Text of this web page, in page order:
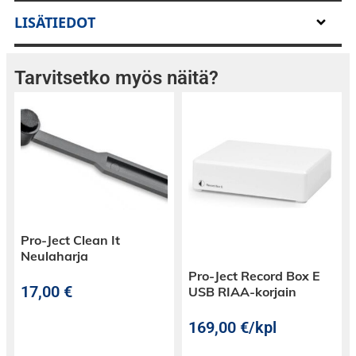
Polk Audio RC65i tarjoaa suurta ääntä kapealla
koko kodin musiikkijärjestelmää. RC65i:n
kosteudenkestävä, minkä ansiosta kaiutin
voidaan sijoittaa lukuisiin paikkoihin, kuten
esimerkiksi saunaan, kylpyhuoneeseen tai
suojattuun ulkotilaan.
Tekniset tiedot
LISÄTIEDOT
Tarvitsetko myös näitä?
Pro-Ject Clean It
Neulaharja
17,00€
Pro-Ject Record Box E
USB RIAA-korjain
169,00€/kpl